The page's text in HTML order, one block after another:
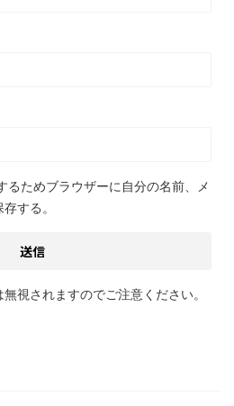
るためブラウザーに自分の名前、メ
する。
視されますのでご注意ください。